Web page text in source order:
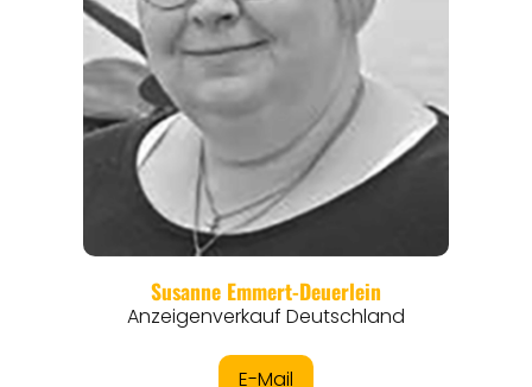
REISEMAGAZINE
THEMEN
ANGEBOTE